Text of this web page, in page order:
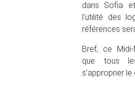
dans Sofia
l’utilité des
références
Bref, ce
que tous
s’approprier